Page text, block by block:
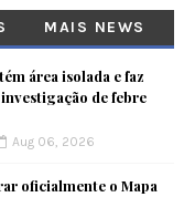
MAIS NEWS
área isolada e faz
de febre
Aug 06, 2026
oficialmente o Mapa